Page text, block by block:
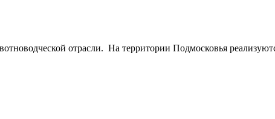
отрасли. На территории Подмосковья